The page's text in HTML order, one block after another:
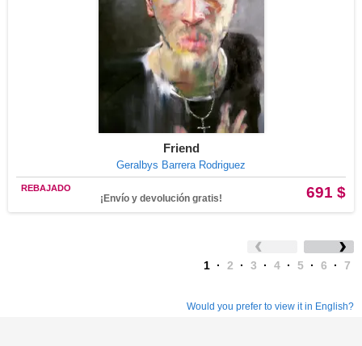
Friend
Geralbys Barrera Rodriguez
691 $
REBAJADO
¡Envío y devolución gratis!
1 · 2 · 3 · 4 · 5 · 6 · 7
Would you prefer to view it in English?